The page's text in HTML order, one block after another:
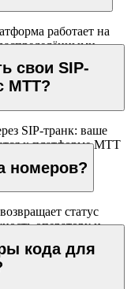
работает на
свои SIP-
МТТ?
SIP-транк: ваше
к платформе МТТ
номеров?
статус
оператору и
кода для